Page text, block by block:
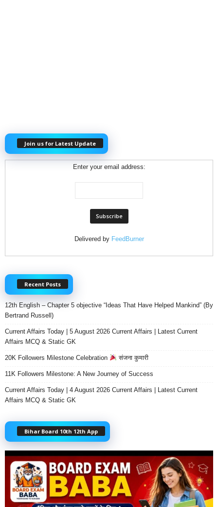
Join us for Latest Update
Enter your email address:
Delivered by FeedBurner
Recent Posts
12th English – Chapter 5 objective “Ideas That Have Helped Mankind” (By
Bertrand Russell)
Current Affairs Today | 5 August 2026 Current Affairs | Latest Current
Affairs MCQ & Static GK
20K Followers Milestone Celebration संजना कुमारी
11K Followers Milestone: A New Journey of Success
Current Affairs Today | 4 August 2026 Current Affairs | Latest Current
Affairs MCQ & Static GK
Bihar Board 10th 12th App